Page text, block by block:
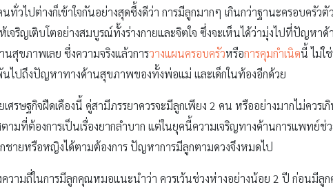
ทั่วไปต่างก็เข้าใจกันอย่างสุดซึ้งดีว่า การมีลูกมากๆ เกินกว่าฐานะครอบครั
เจริญเติบโตอย่างสมบูรณ์ทั้งร่างกายและจิตใจ ซึ่งจะเห็นได้ว่ามุ่งไปที่ปัญหา
สุขภาพเลย ซึ่งความจริงแล้วการวางแผนครอบครัวหรือการคุมกำเนิดนี้ ไม่ใ
นไปถึงปัญหาทางด้านสุขภาพของทั้งพ่อแม่ และเด็กในท้องอีกด้วย
เศรษฐกิจฝืดเคืองนี้ คู่สามีภรรยาควรจะมีลูกเพียง 2 คน หรืออย่างมากไม่ค
ตามที่ต้องการเป็นเรื่องยากลำบาก แต่ในยุคนี้ความเจริญทางด้านการแพทย์
ชายหรือหญิงได้ตามต้องการ ปัญหาการมีลูกตามดวงจึงหมดไป
ความถี่ในการมีลูกคุณหมอแนะนำว่า ควรเว้นช่วงห่างอย่างน้อย 2 ปี ก่อนมีลู